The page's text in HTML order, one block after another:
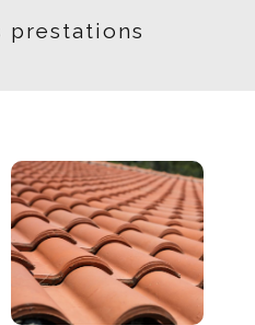
prestations